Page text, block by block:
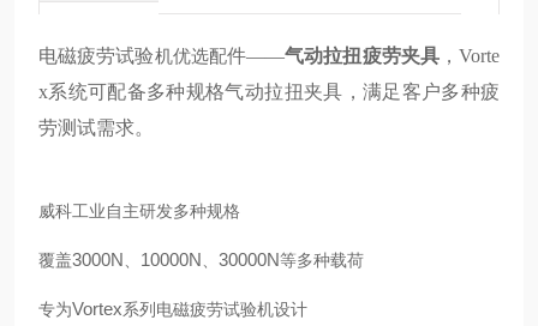
电磁疲劳试验机优选配件——气动拉扭疲劳夹具，Vorte
x系统可配备多种规格气动拉扭夹具，满足客户多种疲
劳测试需求。
威科工业自主研发多种规格
覆盖3000N、 10000N、 30000N等多种载荷
专为Vortex系列电磁疲劳试验机设计